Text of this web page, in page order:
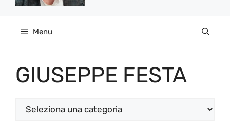
Menu
GIUSEPPE FESTA
Categorie